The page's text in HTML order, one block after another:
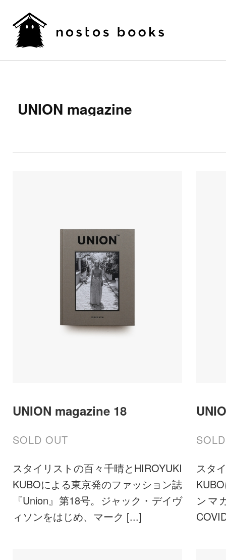
UNION magazine
UNION magazine 18
SOLD OUT
スタイリストの百々千晴とHIROYUKI
KUBOによる東京発のファッション誌
『Union』第18号。ジャック・デイヴ
ィソンをはじめ、マーク [...]
スタ
ンマ